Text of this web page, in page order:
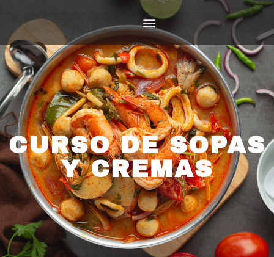
CURSO DE SOPAS
Y CREMAS